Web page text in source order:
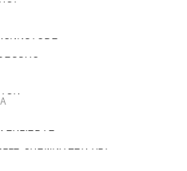
CHEMNITZER HBF